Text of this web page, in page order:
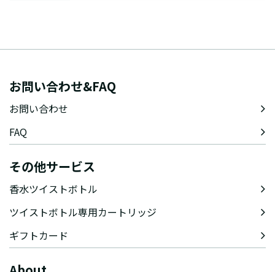
お問い合わせ&FAQ
お問い合わせ
FAQ
その他サービス
香水ツイストボトル
ツイストボトル専用カートリッジ
ギフトカード